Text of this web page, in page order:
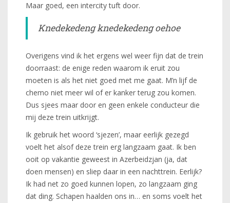
Maar goed, een intercity tuft door.
Knedekedeng knedekedeng oehoe
Overigens vind ik het ergens wel weer fijn dat de trein
doorraast: de enige reden waarom ik eruit zou
moeten is als het niet goed met me gaat. M’n lijf de
chemo niet meer wil of er kanker terug zou komen.
Dus sjees maar door en geen enkele conducteur die
mij deze trein uitkrijgt.
Ik gebruik het woord ‘sjezen’, maar eerlijk gezegd
voelt het alsof deze trein erg langzaam gaat. Ik ben
ooit op vakantie geweest in Azerbeidzjan (ja, dat
doen mensen) en sliep daar in een nachttrein. Eerlijk?
Ik had net zo goed kunnen lopen, zo langzaam ging
dat ding. Schapen haalden ons in… en soms voelt het